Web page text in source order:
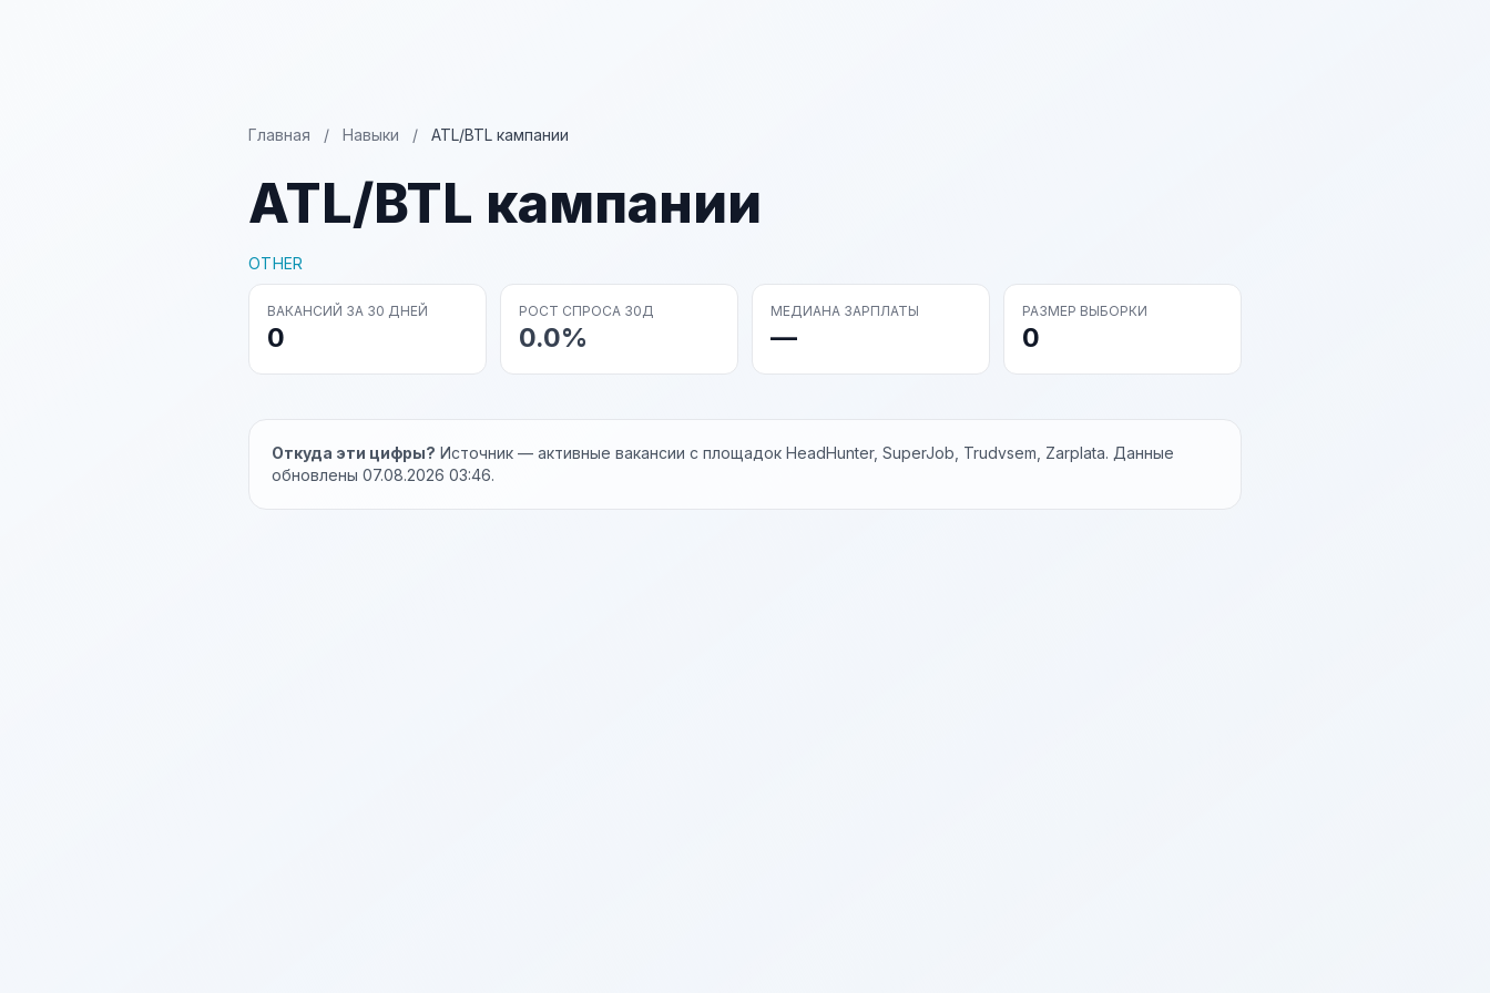
Главная / Навыки / ATL/BTL кампании
ATL/BTL кампании
OTHER
ВАКАНСИЙ ЗА 30 ДНЕЙ
0
РОСТ СПРОСА 30Д
0.0%
МЕДИАНА ЗАРПЛАТЫ
—
РАЗМЕР ВЫБОРКИ
0
Откуда эти цифры? Источник — активные вакансии с площадок HeadHunter, SuperJob, Trudvsem, Zarplata. Данные
обновлены 07.08.2026 03:46.